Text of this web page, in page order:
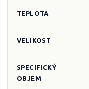
TEPLOTA
VELIKOST
SPECIFICKÝ
OBJEM